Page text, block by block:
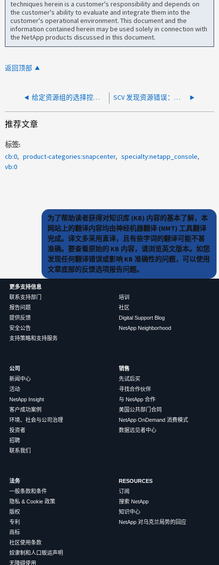
techniques herein is a customer's responsibility and depends on
the customer's ability to evaluate and integrate them into the
customer's operational environment. This document and the
information contained herein may be used solely in connection with
the NetApp products discussed in this document.
返回顶部
给定资源组的选择控制阀备份失败 SCV 发现资源错误：无法获取具有受管对象引用的数据存储库 <datastore_name> 的存储详细信息
推荐文章
标签
cb:0
product-categories:snapcenter
specialty:netapp_console
vb:0
为了帮助读者获得对知识库 (KB) 内容的基本了解，本
网站上的翻译内容均由神经机器翻译 (NMT) 工具翻译
完成。译文多采用直译，且有些字词的翻译可能不甚
准确。要查看原始的 KB 内容，请浏览英文版本。如您
发现任何翻译错误或影响 KB 准确性的问题，可以使用
文章底部的反馈选项报告问题。
更多支持信息
联系支持部门
报告问题
提供反馈
安全公告
支持策略和支持服务
培训
社区
Digital Support Blog
NetApp Neighborhood
公司
新闻中心
活动
NetApp Insight
客户成功案例
环境、社会与公司治理
投资者
招聘
联系我们
销售
先试后买
寻找合作伙伴
与 NetApp 合作
美国公共部门合同
NetApp OnDemand 消费模式
数据远见者中心
法务
一般条款和条件
隐私 & Cookie 政策
版权
专利
商标
社区使用条款
奴隶制和人口贩运声明
无障碍使用
RESOURCES
订阅
搜索 NetApp
知识中心
NetApp 对乌克兰局势的回应